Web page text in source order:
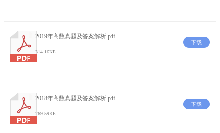
2019年高数真题及答案解析.pdf
314.16KB
下载
2018年高数真题及答案解析.pdf
269.59KB
下载